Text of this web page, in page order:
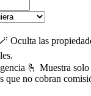
Oculta las
🫰 Muestra
que no cobran